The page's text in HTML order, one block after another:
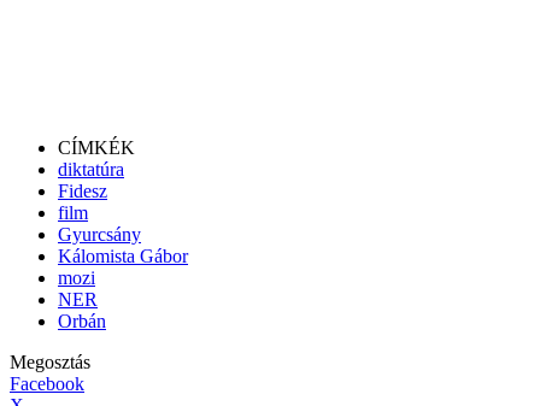
CÍMKÉK
diktatúra
Fidesz
film
Gyurcsány
Kálomista Gábor
mozi
NER
Orbán
Megosztás
Facebook